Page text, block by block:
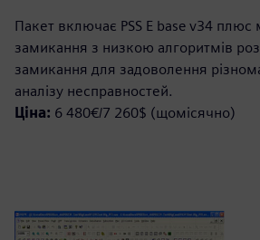
Пакет включає PSS E base v34 плюс
замикання з низкою алгоритмів
замикання для задоволення
аналізу несправностей.
Ціна: 6 480€/7 260$ (щомісячно)